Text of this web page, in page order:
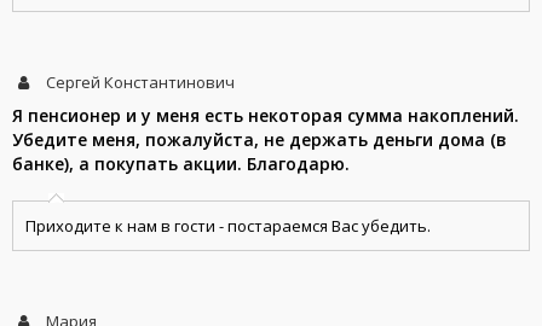
Сергей Константинович
Я пенсионер и у меня есть некоторая сумма накоплений.
Убедите меня, пожалуйста, не держать деньги дома (в
банке), а покупать акции. Благодарю.
Приходите к нам в гости - постараемся Вас убедить.